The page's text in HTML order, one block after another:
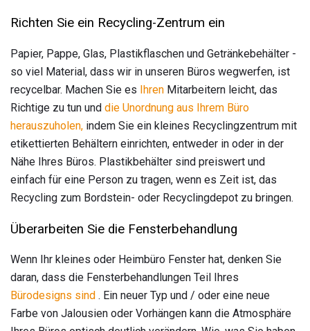
Richten Sie ein Recycling-Zentrum ein
Papier, Pappe, Glas, Plastikflaschen und Getränkebehälter -
so viel Material, dass wir in unseren Büros wegwerfen, ist
recycelbar. Machen Sie es Ihren Mitarbeitern leicht, das
Richtige zu tun und die Unordnung aus Ihrem Büro
herauszuholen, indem Sie ein kleines Recyclingzentrum mit
etikettierten Behältern einrichten, entweder in oder in der
Nähe Ihres Büros. Plastikbehälter sind preiswert und
einfach für eine Person zu tragen, wenn es Zeit ist, das
Recycling zum Bordstein- oder Recyclingdepot zu bringen.
Überarbeiten Sie die Fensterbehandlung
Wenn Ihr kleines oder Heimbüro Fenster hat, denken Sie
daran, dass die Fensterbehandlungen Teil Ihres
Bürodesigns sind . Ein neuer Typ und / oder eine neue
Farbe von Jalousien oder Vorhängen kann die Atmosphäre